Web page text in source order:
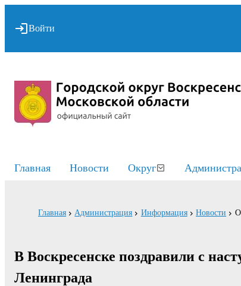
Войти
Главная Новости Округ
Главная Администрация Информация Новости
В Воскресенске поздравили с
Ленинграда